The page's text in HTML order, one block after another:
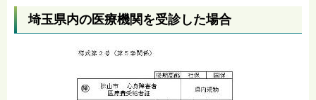
埼玉県内の医療機関を受診した場合